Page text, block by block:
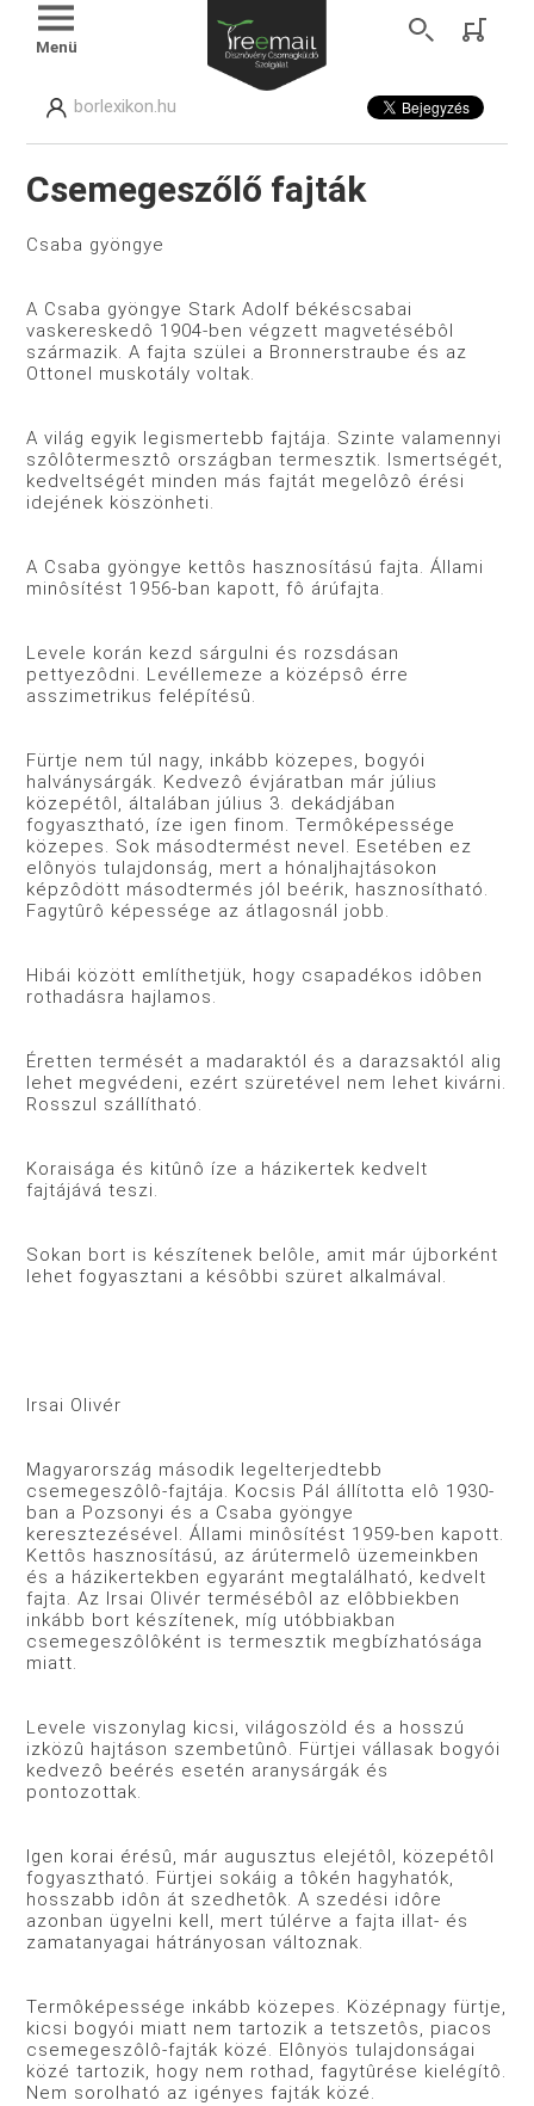
Menü
borlexikon.hu
Csemegeszőlő fajták
Csaba gyöngye
A Csaba gyöngye Stark Adolf békéscsabai
vaskereskedô 1904-ben végzett magvetésébôl
származik. A fajta szülei a Bronnerstraube és az
Ottonel muskotály voltak.
A világ egyik legismertebb fajtája. Szinte valamennyi
szôlôtermesztô országban termesztik. Ismertségét,
kedveltségét minden más fajtát megelôzô érési
idejének köszönheti.
A Csaba gyöngye kettôs hasznosítású fajta. Állami
minôsítést 1956-ban kapott, fô árúfajta.
Levele korán kezd sárgulni és rozsdásan
pettyezôdni. Levéllemeze a középsô érre
asszimetrikus felépítésû.
Fürtje nem túl nagy, inkább közepes, bogyói
halványsárgák. Kedvezô évjáratban már július
közepétôl, általában július 3. dekádjában
fogyasztható, íze igen finom. Termôképessége
közepes. Sok másodtermést nevel. Esetében ez
elônyös tulajdonság, mert a hónaljhajtásokon
képzôdött másodtermés jól beérik, hasznosítható.
Fagytûrô képessége az átlagosnál jobb.
Hibái között említhetjük, hogy csapadékos idôben
rothadásra hajlamos.
Éretten termését a madaraktól és a darazsaktól alig
lehet megvédeni, ezért szüretével nem lehet kivárni.
Rosszul szállítható.
Koraisága és kitûnô íze a házikertek kedvelt
fajtájává teszi.
Sokan bort is készítenek belôle, amit már újborként
lehet fogyasztani a késôbbi szüret alkalmával.
Irsai Olivér
Magyarország második legelterjedtebb
csemegeszôlô-fajtája. Kocsis Pál állította elô 1930-
ban a Pozsonyi és a Csaba gyöngye
keresztezésével. Állami minôsítést 1959-ben kapott.
Kettôs hasznosítású, az árútermelô üzemeinkben
és a házikertekben egyaránt megtalálható, kedvelt
fajta. Az Irsai Olivér termésébôl az elôbbiekben
inkább bort készítenek, míg utóbbiakban
csemegeszôlôként is termesztik megbízhatósága
miatt.
Levele viszonylag kicsi, világoszöld és a hosszú
izközû hajtáson szembetûnô. Fürtjei vállasak bogyói
kedvezô beérés esetén aranysárgák és
pontozottak.
Igen korai érésû, már augusztus elejétôl, közepétôl
fogyasztható. Fürtjei sokáig a tôkén hagyhatók,
hosszabb idôn át szedhetôk. A szedési idôre
azonban ügyelni kell, mert túlérve a fajta illat- és
zamatanyagai hátrányosan változnak.
Termôképessége inkább közepes. Középnagy fürtje,
kicsi bogyói miatt nem tartozik a tetszetôs, piacos
csemegeszôlô-fajták közé. Elônyös tulajdonságai
közé tartozik, hogy nem rothad, fagytûrése kielégítô.
Nem sorolható az igényes fajták közé.